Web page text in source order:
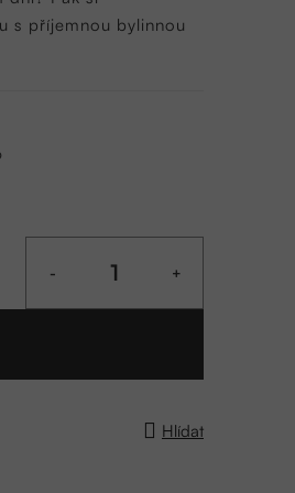
s příjemnou bylinnou
Hlídat